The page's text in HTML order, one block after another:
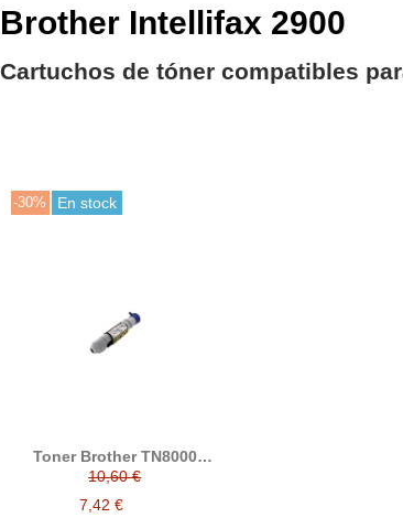
Brother Intellifax 2900
Cartuchos de tóner compatibles
-30% En stock
Toner Brother TN8000
compatible con TN-8000
10,60 €
7,42 €